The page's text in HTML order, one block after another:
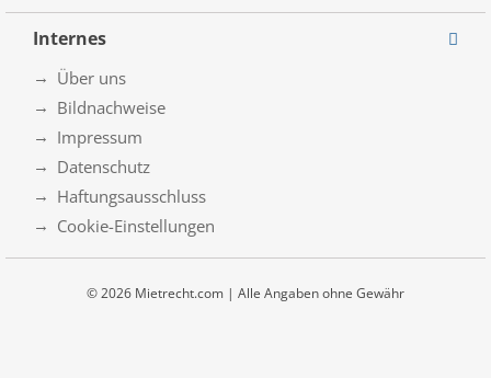
Internes
Über uns
Bildnachweise
Impressum
Datenschutz
Haftungsausschluss
Cookie-Einstellungen
© 2026 Mietrecht.com | Alle Angaben ohne Gewähr